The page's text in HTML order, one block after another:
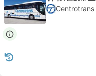
Centrotrans